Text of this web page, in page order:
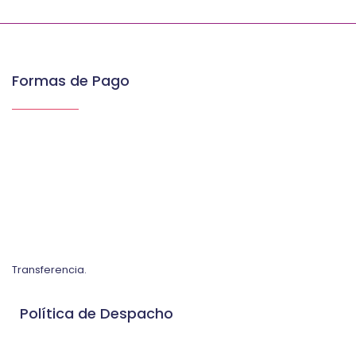
Formas de Pago
Transferencia.
Política de Despacho